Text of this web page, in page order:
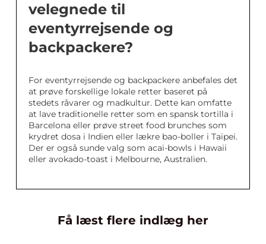
velegnede til
eventyrrejsende og
backpackere?
For eventyrrejsende og backpackere anbefales det
at prøve forskellige lokale retter baseret på
stedets råvarer og madkultur. Dette kan omfatte
at lave traditionelle retter som en spansk tortilla i
Barcelona eller prøve street food brunches som
krydret dosa i Indien eller lækre bao-boller i Taipei.
Der er også sunde valg som acai-bowls i Hawaii
eller avokado-toast i Melbourne, Australien.
Få læst flere indlæg her